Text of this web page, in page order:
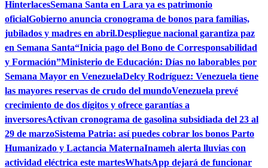
HinterlacesSemana Santa en Lara ya es patrimonio
oficialGobierno anuncia cronograma de bonos para familias,
jubilados y madres en abril.Despliegue nacional garantiza paz
en Semana Santa“Inicia pago del Bono de Corresponsabilidad
y Formación”Ministerio de Educación: Días no laborables por
Semana Mayor en VenezuelaDelcy Rodríguez: Venezuela tiene
las mayores reservas de crudo del mundoVenezuela prevé
crecimiento de dos dígitos y ofrece garantías a
inversoresActivan cronograma de gasolina subsidiada del 23 al
29 de marzoSistema Patria: así puedes cobrar los bonos Parto
Humanizado y Lactancia MaternaInameh alerta lluvias con
actividad eléctrica este martesWhatsApp dejará de funcionar